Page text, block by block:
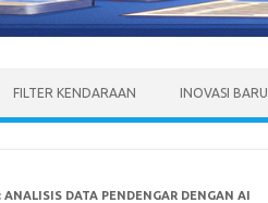
FILTER KENDARAAN INOVASI BARU
ANALISIS DATA PENDENGAR DENGAN AI